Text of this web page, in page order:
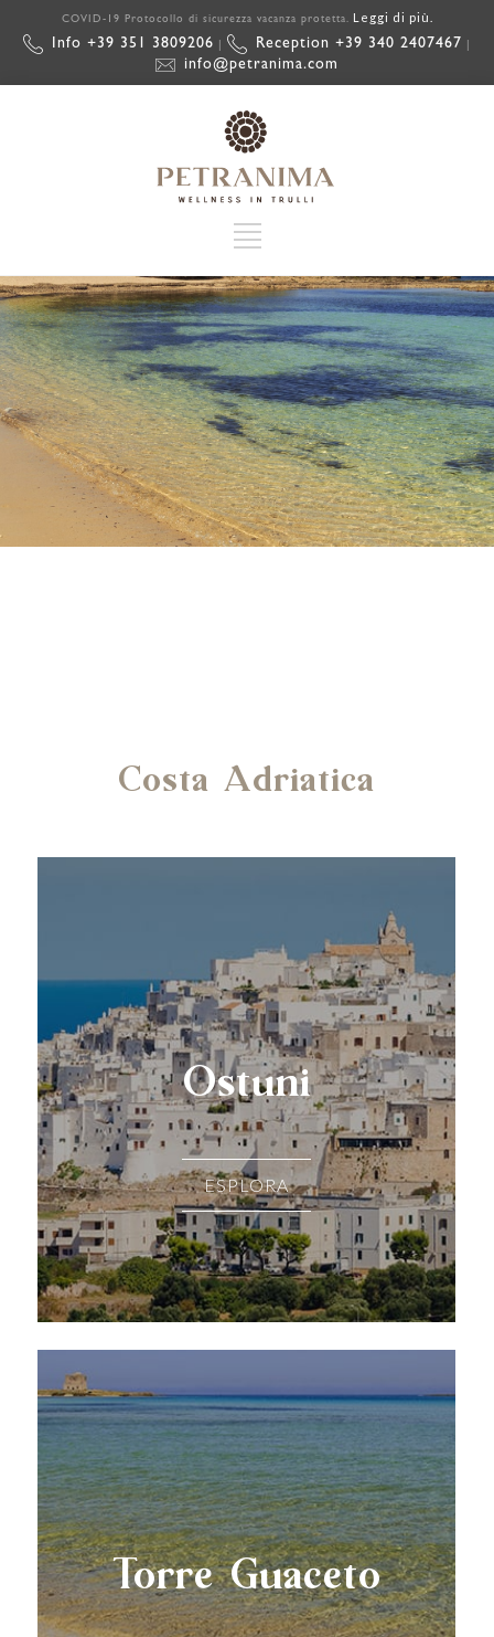
COVID-19 Protocollo di sicurezza vacanza protetta. Leggi di più.
Info +39 351 3809206 Reception +39 340 2407467
info@petranima.com
Costa Adriatica
Ostuni
ESPLORA
Torre Guaceto